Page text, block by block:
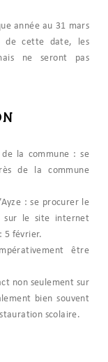
année au 31 mars
de cette date, les
ne seront pas
de la commune : se
de la commune
: se procurer le
sur le site internet
5 février.
être
non seulement sur
bien souvent
scolaire.